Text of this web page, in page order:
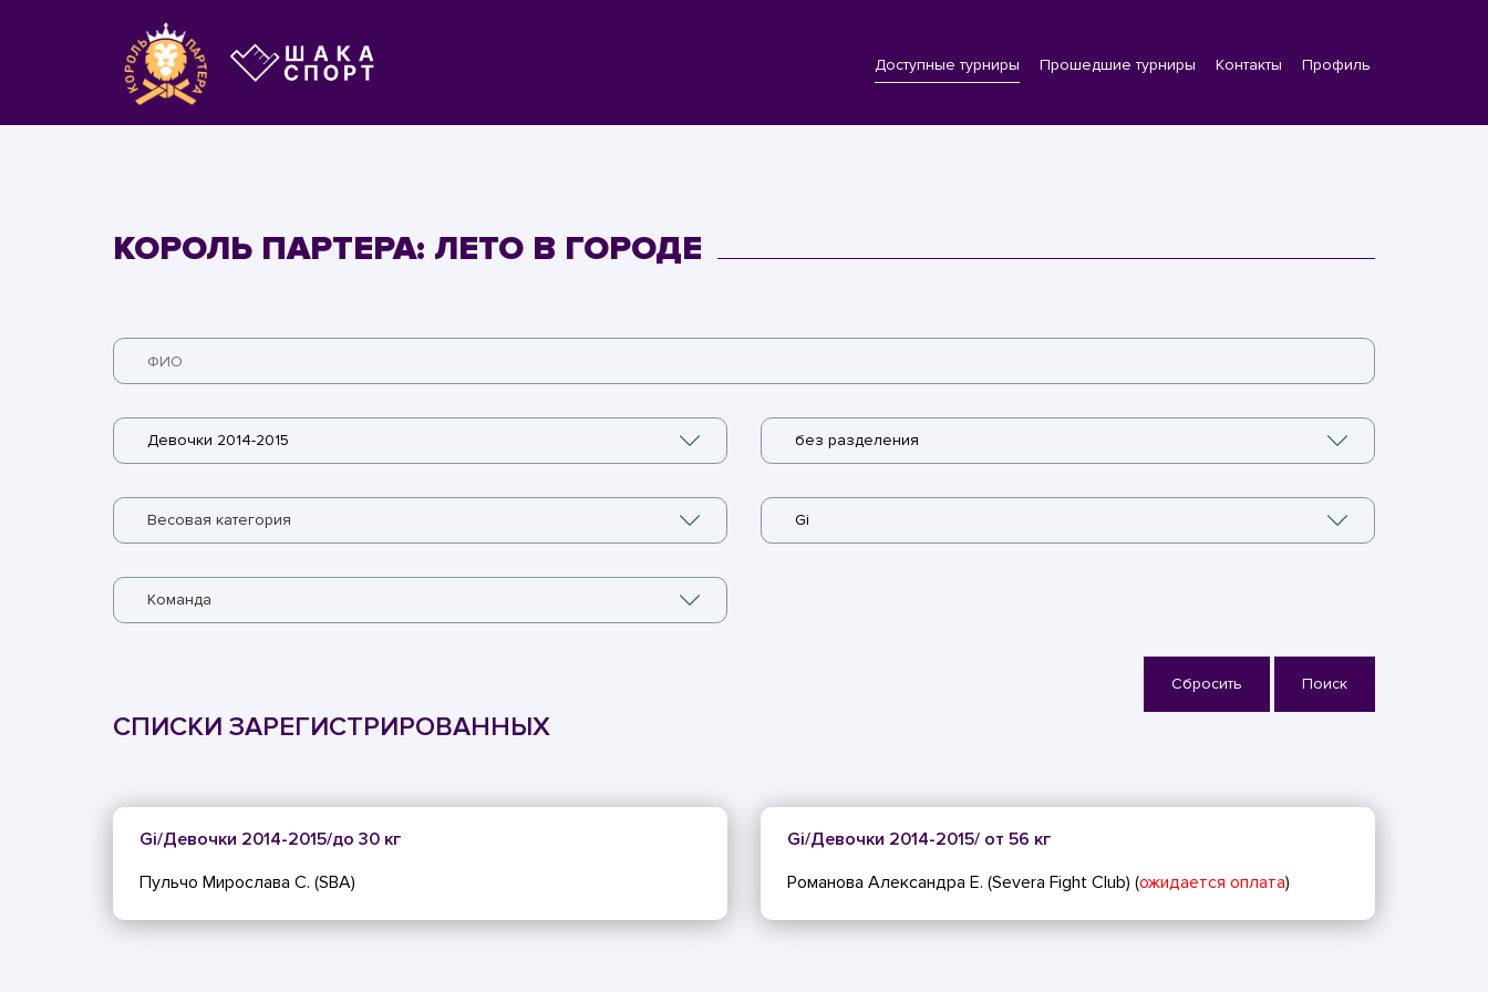
Доступные турниры Прошедшие турниры Контакты Профиль
КОРОЛЬ ПАРТЕРА: ЛЕТО В ГОРОДЕ
Девочки 2014-2015 без разделения
Весовая категория Gi
Команда
Сбросить Поиск
СПИСКИ ЗАРЕГИСТРИРОВАННЫХ
Gi/Девочки 2014-2015/до 30 кг
Пульчо Мирослава С. (SBA)
Gi/Девочки 2014-2015/ от 56 кг
Романова Александра Е. (Severa Fight Club) (ожидается оплата)